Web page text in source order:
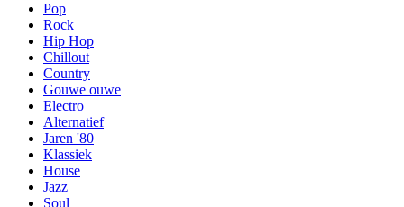
Pop
Rock
Hip Hop
Chillout
Country
Gouwe ouwe
Electro
Alternatief
Jaren '80
Klassiek
House
Jazz
Soul